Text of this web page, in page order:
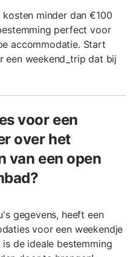
kosten minder dan €100
perfect voor
accommodatie. Start
een weekend_trip dat bij
voor een
over het
van een open
gegevens, heeft een
voor een weekendje
de ideale bestemming